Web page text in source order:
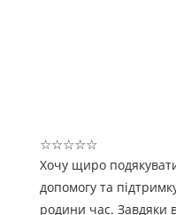
☆☆☆☆☆
Хочу щиро
допомогу та
родини час. Завдяки